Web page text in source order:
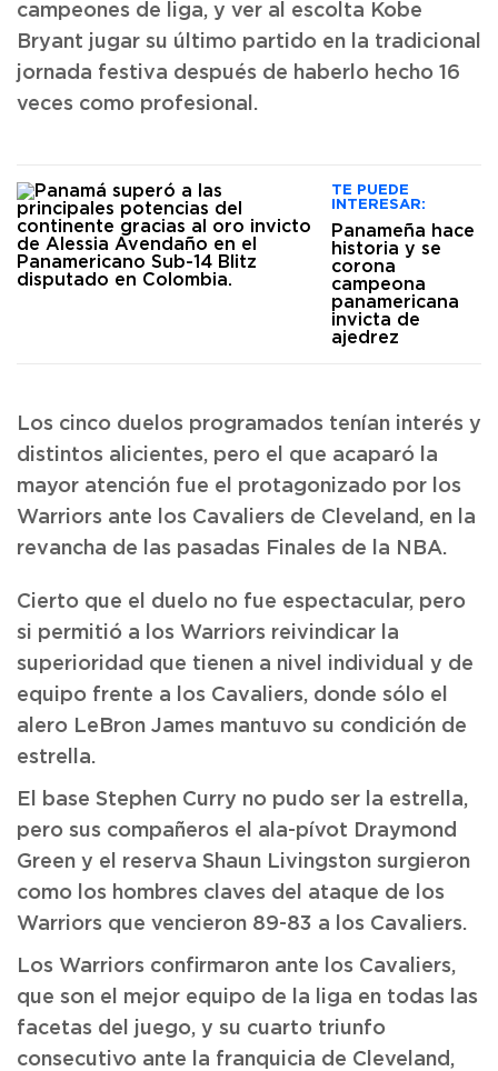
campeones de liga, y ver al escolta Kobe
Bryant jugar su último partido en la tradicional
jornada festiva después de haberlo hecho 16
veces como profesional.
TE PUEDE
INTERESAR:
Panameña hace
historia y se
corona
campeona
panamericana
invicta de
ajedrez
Los cinco duelos programados tenían interés y
distintos alicientes, pero el que acaparó la
mayor atención fue el protagonizado por los
Warriors ante los Cavaliers de Cleveland, en la
revancha de las pasadas Finales de la NBA.
Cierto que el duelo no fue espectacular, pero
si permitió a los Warriors reivindicar la
superioridad que tienen a nivel individual y de
equipo frente a los Cavaliers, donde sólo el
alero LeBron James mantuvo su condición de
estrella.
El base Stephen Curry no pudo ser la estrella,
pero sus compañeros el ala-pívot Draymond
Green y el reserva Shaun Livingston surgieron
como los hombres claves del ataque de los
Warriors que vencieron 89-83 a los Cavaliers.
Los Warriors confirmaron ante los Cavaliers,
que son el mejor equipo de la liga en todas las
facetas del juego, y su cuarto triunfo
consecutivo ante la franquicia de Cleveland,